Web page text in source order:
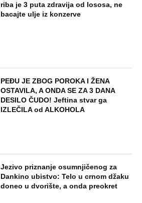
riba je 3 puta zdravija od lososa, ne
bacajte ulje iz konzerve
PEĐU JE ZBOG POROKA I ŽENA
OSTAVILA, A ONDA SE ZA 3 DANA
DESILO ČUDO! Jeftina stvar ga
IZLEČILA od ALKOHOLA
Jezivo priznanje osumnjičenog za
Dankino ubistvo: Telo u crnom džaku
doneo u dvorište, a onda preokret